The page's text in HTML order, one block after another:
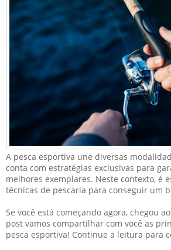
A pesca esportiva une diversas
conta com estratégias exclusivas para
melhores exemplares. Neste contexto, é
técnicas de pescaria para conseguir um
Se você está começando agora, chegou
post vamos compartilhar com você as
pesca esportiva! Continue a leitura para